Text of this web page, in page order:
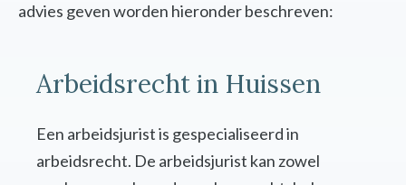
advies geven worden hieronder beschreven:
Arbeidsrecht in Huissen
Een arbeidsjurist is gespecialiseerd in
arbeidsrecht. De arbeidsjurist kan zowel